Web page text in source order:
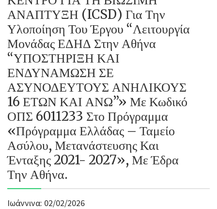
ΑΝΑΠΤΥΞΗ (ICSD) Για Την
Υλοποίηση Του Έργου “Λειτουργία
Μονάδας ΕΔΗΔ Στην Αθήνα
“ΥΠΟΣΤΗΡΙΞΗ ΚΑΙ
ΕΝΔΥΝΑΜΩΣΗ ΣΕ
ΑΣΥΝΟΔΕΥΤΟΥΣ ΑΝΗΛΙΚΟΥΣ
16 ΕΤΩΝ ΚΑΙ ΑΝΩ”» Με Κωδικό
ΟΠΣ 6011233 Στο Πρόγραμμα
«Πρόγραμμα Ελλάδας – Ταμείο
Ασύλου, Μετανάστευσης Και
Ένταξης 2021- 2027», Με Έδρα
Την Αθήνα.
Ιωάννινα: 02/02/2026